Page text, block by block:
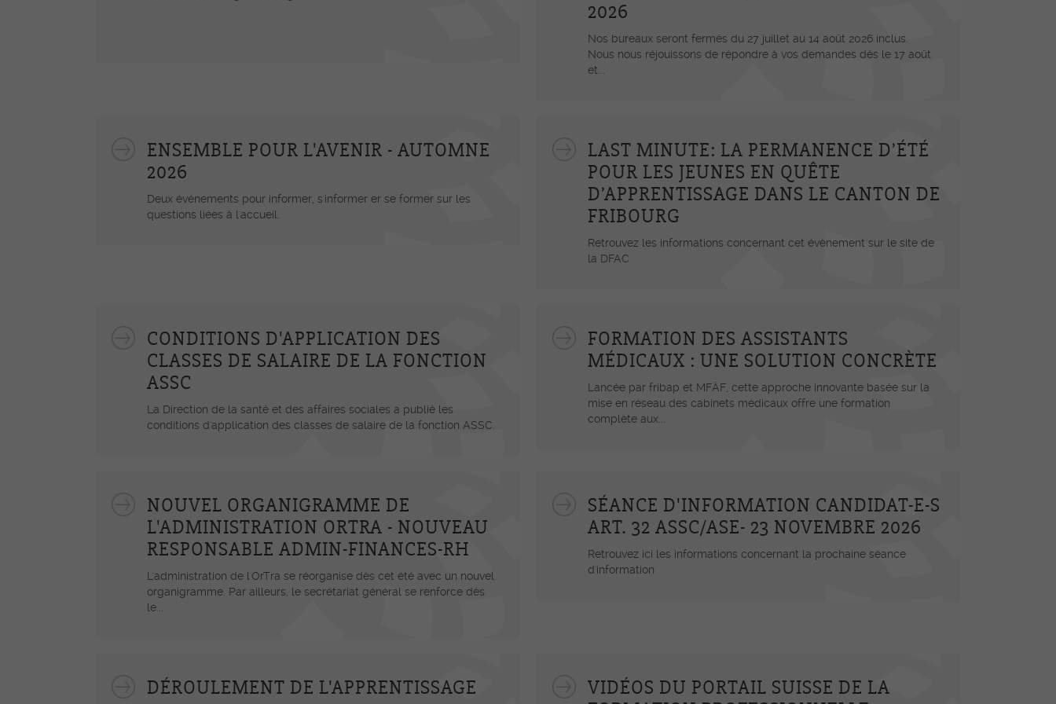
accompagnement AFP
Conférence OrTra
Promotion des places de travail
Initiative soins infirmiers Fribourg
2026
Nos bureaux seront fermés du 27 juillet au 14 août 2026 inclus.
Nous nous réjouissons de répondre à vos demandes dès le 17 août
et...
ENSEMBLE POUR L'AVENIR - AUTOMNE
2026
Deux événements pour informer, s'informer er se former sur les
questions liées à l'accueil.
LAST MINUTE: LA PERMANENCE D’ÉTÉ
POUR LES JEUNES EN QUÊTE
D’APPRENTISSAGE DANS LE CANTON DE
FRIBOURG
Retrouvez les informations concernant cet évènement sur le site de
la DFAC
CONDITIONS D'APPLICATION DES
CLASSES DE SALAIRE DE LA FONCTION
ASSC
La Direction de la santé et des affaires sociales a publié les
conditions d'application des classes de salaire de la fonction ASSC.
FORMATION DES ASSISTANTS
MÉDICAUX : UNE SOLUTION CONCRÈTE
Lancée par fribap et MFÄF, cette approche innovante basée sur la
mise en réseau des cabinets médicaux offre une formation
complète aux...
NOUVEL ORGANIGRAMME DE
L'ADMINISTRATION ORTRA - NOUVEAU
RESPONSABLE ADMIN-FINANCES-RH
L'administration de l'OrTra se réorganise dès cet été avec un nouvel
organigramme. Par ailleurs, le secrétariat général se renforce dès
le...
SÉANCE D'INFORMATION CANDIDAT-E-S
ART. 32 ASSC/ASE- 23 NOVEMBRE 2026
Retrouvez ici les informations concernant la prochaine séance
d'information
DÉROULEMENT DE L'APPRENTISSAGE
VIDÉOS DU PORTAIL SUISSE DE LA